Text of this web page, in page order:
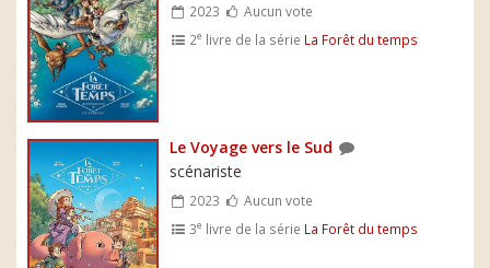
2023
Aucun vote
2e livre de la série La Forêt du temps
Le Voyage vers le Sud
scénariste
2023
Aucun vote
3e livre de la série La Forêt du temps